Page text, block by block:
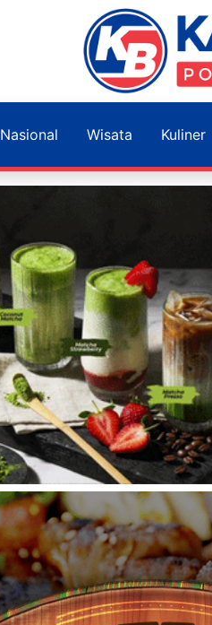
Nasional Wisata Kuliner